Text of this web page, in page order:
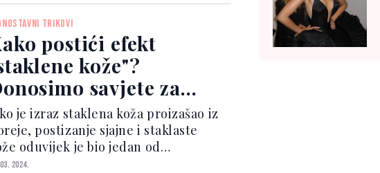
kreme su laganije teksture. Zato je
id... TRIKOVI
postići efekt
kože"?
savjete za
željenog sjaja
je izraz staklena koža proizašao iz
postizanje sjajne i staklaste
oduvijek je bio jedan od
ljepote. No, važno je
2024.